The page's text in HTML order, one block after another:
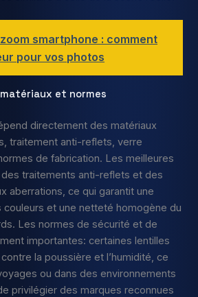
smartphone : comment
pour vos photos
et normes
directement des matériaux
traitement anti-reflets, verre
de fabrication. Les meilleures
traitements anti-reflets et des
aberrations, ce qui garantit une
et une netteté homogène du
Les normes de sécurité et de
importantes: certaines lentilles
la poussière et l’humidité, ce
ou dans des environnements
privilégier des marques reconnues